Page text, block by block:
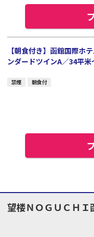
【朝食付き】函館国際ホ
ンダードツインA／34平
禁煙 朝食付
望楼ＮＯＧＵＣＨＩ